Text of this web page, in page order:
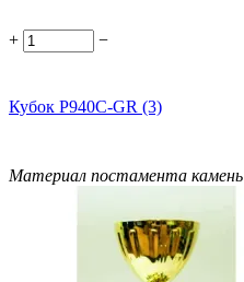
+ −
Кубок P940C-GR (3)
Материал постамента камень